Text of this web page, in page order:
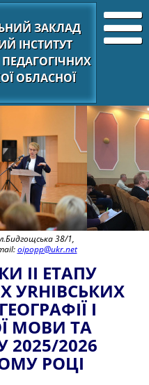
ЗАКЛАД
ІНСТИТУТ
ОБЛАСНОЇ
38/1,
oipopp@ukr.net
II ЕТАПУ
УRНIВСЬКИХ
I
МОВИ ТА
2025/2026
РОЦI